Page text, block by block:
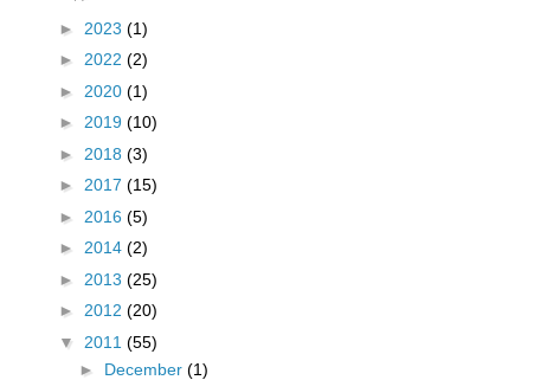
► 2023 (1)
► 2022 (2)
► 2020 (1)
► 2019 (10)
► 2018 (3)
► 2017 (15)
► 2016 (5)
► 2014 (2)
► 2013 (25)
► 2012 (20)
▼ 2011 (55)
► December (1)